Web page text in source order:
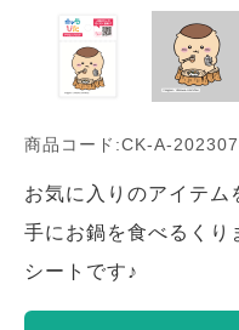
商品コード:CK-A-
お気に入りのアイテム
手にお鍋を食べるくり
シートです♪